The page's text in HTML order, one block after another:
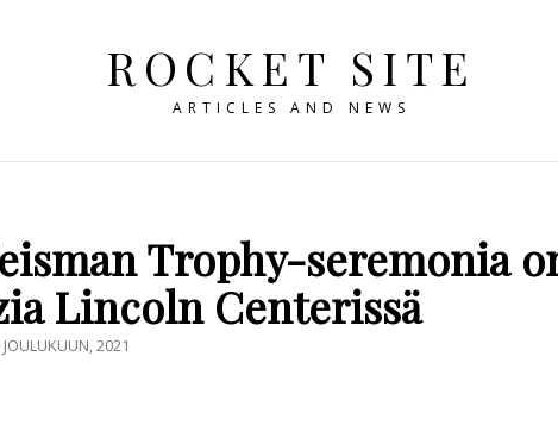
ROCKET SITE
ARTICLES AND NEWS
Trophy-seremonia
Lincoln Centerissä
JOULUKUUN, 2021